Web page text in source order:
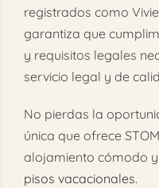
registrados como
garantiza que
y requisitos legales
servicio legal y de
No pierdas la
única que ofrece
alojamiento cómodo
pisos vacacionales.